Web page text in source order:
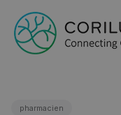
pharmacien